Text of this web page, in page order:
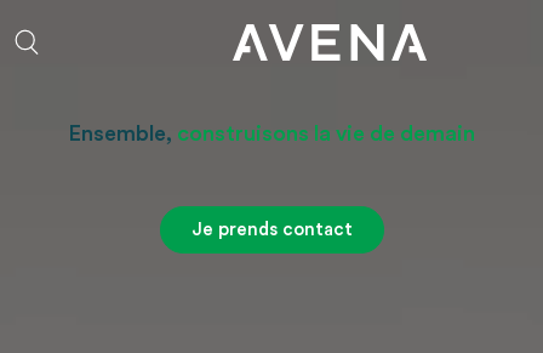
Rechercher
Je prends contact
Ensemble, construisons la vie de demain